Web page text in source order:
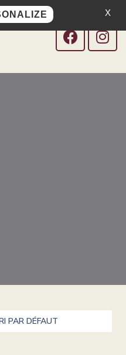
X